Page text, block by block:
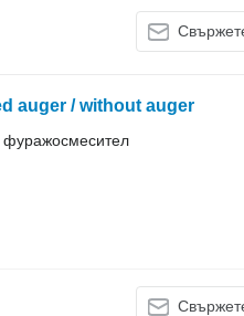
auger / without auger
фуражосмесител